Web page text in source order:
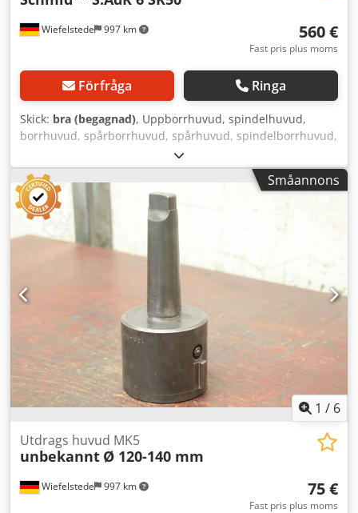
Wiefelstede 997 km 560 €
Fast pris plus moms
Förfråga Ringa
Skick: bra (begagnad), Uppborrhuvud, spindelhuvud,
borrhuvud, spårborrhuvud, spårhuvud, spindelborrhuvud,
upprymningshuvud, universalborrhuvud,
upprymningsverktyg, planhuvud -Tillverkare: Schmid,
plan- och uppborrhuvud -Typ: S.AdK 6 -Fäste: SK50 -
Inställningsnoggrannhet: 0,01 mm -Mått: 175/150/H305
mm -Vikt: 24 kg Dwsdpfx Acjxdwx Asgoa
Småannons
1 / 6
Wiefelstede 997 km
Utdrags huvud MK5
unbekannt Ø 120-140 mm
75 €
Fast pris plus moms